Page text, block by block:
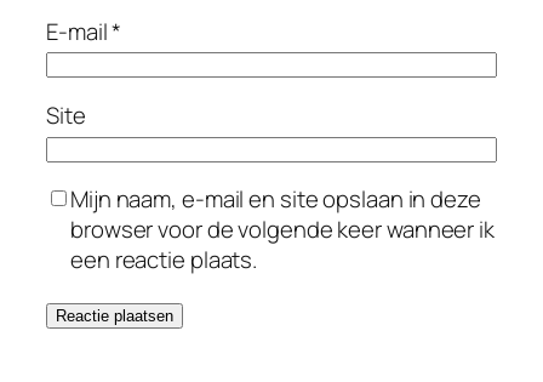
E-mail*
Site
Mijn naam, e-mail en site opslaan in deze
browser voor de volgende keer wanneer ik
een reactie plaats.